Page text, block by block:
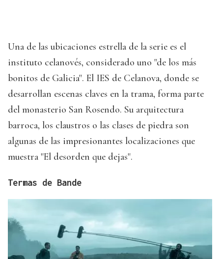
Una de las ubicaciones estrella de la serie es el
instituto celanovés, considerado uno "de los más
bonitos de Galicia". El IES de Celanova, donde se
desarrollan escenas claves en la trama, forma parte
del monasterio San Rosendo. Su arquitectura
barroca, los claustros o las clases de piedra son
algunas de las impresionantes localizaciones que
muestra "El desorden que dejas".
Termas de Bande